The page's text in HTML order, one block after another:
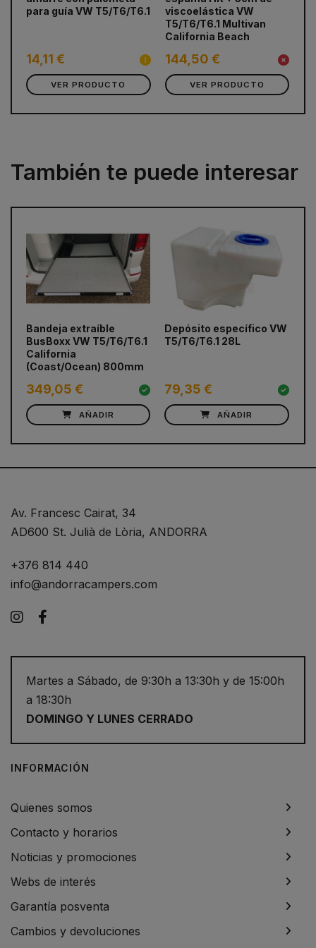
para guía VW T5/T6/T6.1
14,11 €
VER PRODUCTO
viscoelástica VW
T5/T6/T6.1 Multivan
California Beach
144,50 €
VER PRODUCTO
También te puede interesar
Bandeja extraíble
BusBoxx VW T5/T6/T6.1
California
(Coast/Ocean) 800mm
349,05 €
AÑADIR
Depósito específico VW
T5/T6/T6.1 28L
79,35 €
AÑADIR
prev next
Av. Francesc Cairat, 34
AD600 St. Julià de Lòria, ANDORRA
+376 814 440
info@andorracampers.com
Instagram
Martes a Sábado, de 9:30h a 13:30h y de 15:00h
a 18:30h
DOMINGO Y LUNES CERRADO
INFORMACIÓN
Quienes somos
Contacto y horarios
Noticias y promociones
Webs de interés
Garantía posventa
Cambios y devoluciones